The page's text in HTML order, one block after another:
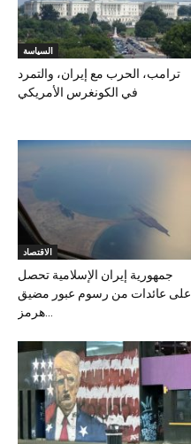
السياسة
ترامب، الحرب مع إيران، والتمرد
في الكونغرس الأمريكي
الاقتصاد
جمهورية إيران الإسلامية تحصل
على عائدات من رسوم عبور مضيق